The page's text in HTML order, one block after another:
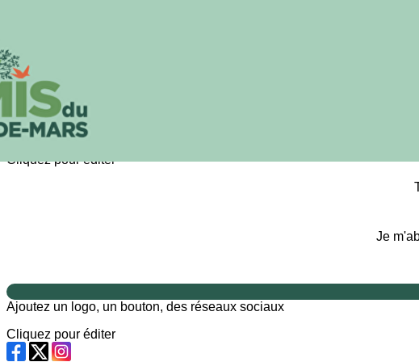
Menu
Images de la page d'accueil
Cliquez pour éditer
Je
Ajoutez un logo, un bouton, des réseaux sociaux
Cliquez pour éditer